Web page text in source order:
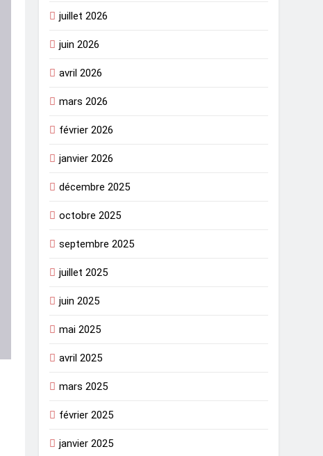
juillet 2026
juin 2026
avril 2026
mars 2026
février 2026
janvier 2026
décembre 2025
octobre 2025
septembre 2025
juillet 2025
juin 2025
mai 2025
avril 2025
mars 2025
février 2025
janvier 2025